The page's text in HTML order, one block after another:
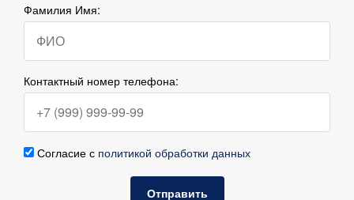
Фамилия Имя:
Контактный номер телефона:
Согласие с политикой обработки данных
Отправить